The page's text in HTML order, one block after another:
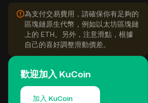
為支付交易費用，請確保你有足夠的
區塊鏈原生代幣，例如以太坊區塊鏈
上的 ETH。另外，注意滑點，根據
自己的喜好調整滑動價差。
歡迎加入 KuCoin
加入 KuCoin